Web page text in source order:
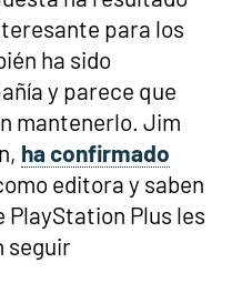
para los
ha sido
y parece que
mantenerlo. Jim
ha confirmado
editora y saben
PlayStation Plus les
seguir